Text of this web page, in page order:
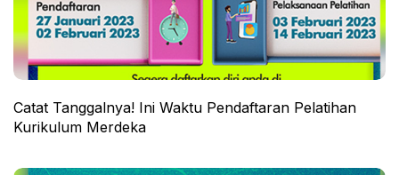
Catat Tanggalnya! Ini Waktu Pendaftaran Pelatihan
Kurikulum Merdeka